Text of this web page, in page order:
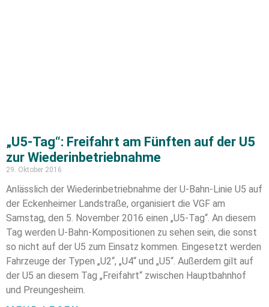
„U5-Tag“: Freifahrt am Fünften auf der U5
zur Wiederinbetriebnahme
29. Oktober 2016
Anlässlich der Wiederinbetriebnahme der U-Bahn-Linie U5 auf
der Eckenheimer Landstraße, organisiert die VGF am
Samstag, den 5. November 2016 einen „U5-Tag“. An diesem
Tag werden U-Bahn-Kompositionen zu sehen sein, die sonst
so nicht auf der U5 zum Einsatz kommen. Eingesetzt werden
Fahrzeuge der Typen „U2“, „U4“ und „U5“. Außerdem gilt auf
der U5 an diesem Tag „Freifahrt“ zwischen Hauptbahnhof
und Preungesheim.